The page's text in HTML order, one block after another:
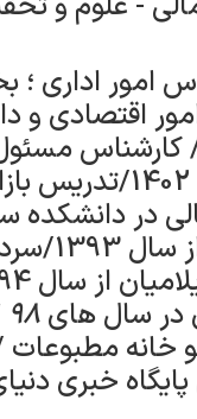
امور اداری
اقتصادی و
کارشناس
استان ایلام
در دانشکده
سال های 9798 و 1400
1400 /عضو خانه
خبری